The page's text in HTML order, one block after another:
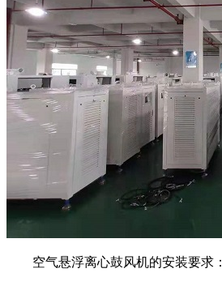
空气悬浮离心鼓风机的安装要求：